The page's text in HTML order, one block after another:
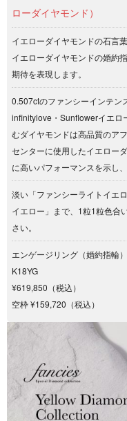
ローダイヤモンド）
イエローダイヤモンドの石言
イエローダイヤモンドの婚約
期待を表現します。
0.507ctのファンシーインテン
infinitylove・Sunflowerイエロ
むダイヤモンドは高品質のア
センターに使用したイエロー
に高いパフォーマンスを示し
淡い「ファンシーライトイエ
イエロー」まで、1粒1粒色合
さい。
エンゲージリング（婚約指輪）
K18YG
¥619,850（税込）
空枠 ¥159,720（税込）